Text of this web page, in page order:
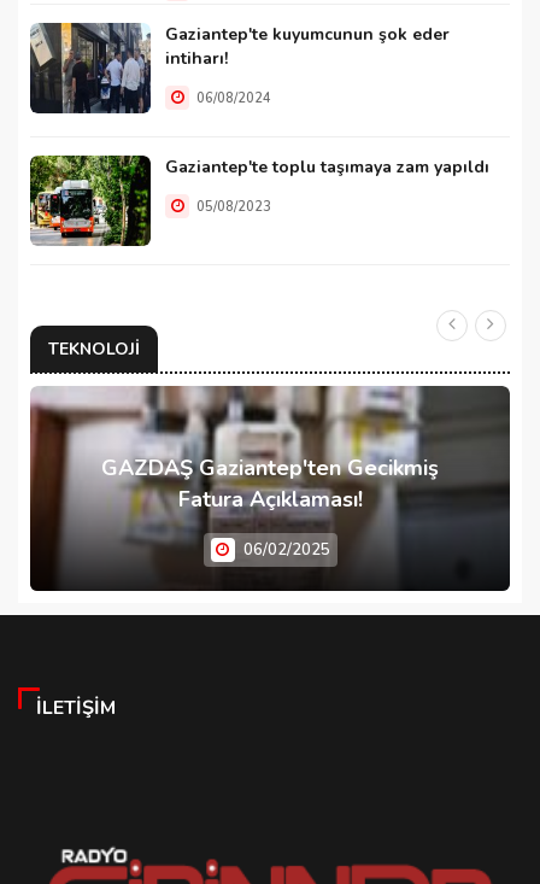
Gaziantep'te kuyumcunun şok eder
intiharı!
06/08/2024
Gaziantep'te toplu taşımaya zam yapıldı
05/08/2023
TEKNOLOJI
GAZDAŞ Gaziantep'ten Gecikmiş
Fatura Açıklaması!
06/02/2025
İLETIŞIM